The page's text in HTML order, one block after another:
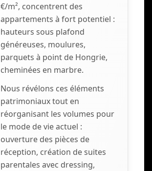
€/m², concentrent des
appartements à fort potentiel :
hauteurs sous plafond
généreuses, moulures,
parquets à point de Hongrie,
cheminées en marbre.
Nous révélons ces éléments
patrimoniaux tout en
réorganisant les volumes pour
le mode de vie actuel :
ouverture des pièces de
réception, création de suites
parentales avec dressing,